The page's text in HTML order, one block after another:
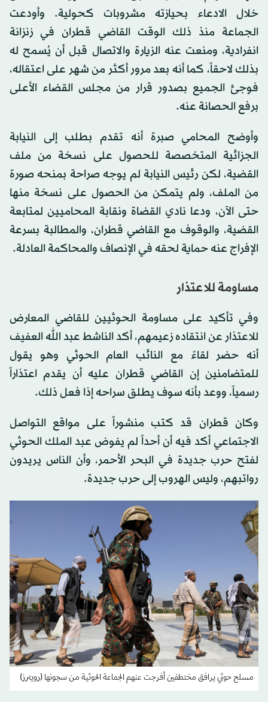
خلال الادعاء بحيازته مشروبات كحولية. وأودعت
الجماعة منذ ذلك الوقت القاضي قطران في زنزانة
انفرادية، ومنعت عنه الزيارة والاتصال قبل أن يُسمح له
بذلك لاحقاً، كما أنه بعد مرور أكثر من شهر على اعتقاله،
فوجئ الجميع بصدور قرار من مجلس القضاء الأعلى
برفع الحصانة عنه.
وأوضح المحامي صبرة أنه تقدم بطلب إلى النيابة
الجزائية المتخصصة للحصول على نسخة من ملف
القضية، لكن رئيس النيابة لم يوجه صراحة بمنحه صورة
من الملف، ولم يتمكن من الحصول على نسخة منها
حتى الآن، ودعا نادي القضاة ونقابة المحاميين لمتابعة
القضية، والوقوف مع القاضي قطران، والمطالبة بسرعة
الإفراج عنه حماية لحقه في الإنصاف والمحاكمة العادلة.
مساومة للاعتذار
‏وفي تأكيد على مساومة الحوثيين للقاضي المعارض
للاعتذار عن انتقاده زعيمهم، أكد الناشط عبد الله العفيف
أنه حضر لقاءً مع النائب العام الحوثي وهو يقول
للمتضامنين إن القاضي قطران عليه أن يقدم اعتذاراً
رسمياً، ووعد بأنه سوف يطلق سراحه إذا فعل ذلك.
وكان قطران قد كتب منشوراً على مواقع التواصل
الاجتماعي أكد فيه أن أحداً لم يفوض عبد الملك الحوثي
لفتح حرب جديدة في البحر الأحمر، وأن الناس يريدون
رواتبهم، وليس الهروب إلى حرب جديدة.
مسلح حوثي يرافق مختطفين أفرجت عنهم الجماعة الحوثية من سجونها (رويترز)